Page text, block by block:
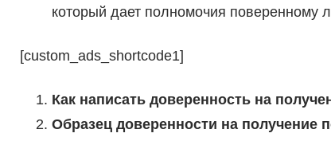
который дает полномочия поверенному
[custom_ads_shortcode1]
Как написать доверенность на
Образец доверенности на получение